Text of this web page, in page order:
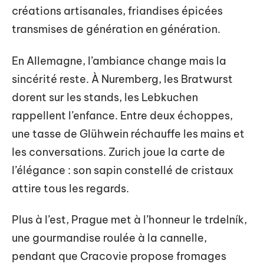
créations artisanales, friandises épicées
transmises de génération en génération.
En Allemagne, l’ambiance change mais la
sincérité reste. À Nuremberg, les Bratwurst
dorent sur les stands, les Lebkuchen
rappellent l’enfance. Entre deux échoppes,
une tasse de Glühwein réchauffe les mains et
les conversations. Zurich joue la carte de
l’élégance : son sapin constellé de cristaux
attire tous les regards.
Plus à l’est, Prague met à l’honneur le trdelník,
une gourmandise roulée à la cannelle,
pendant que Cracovie propose fromages